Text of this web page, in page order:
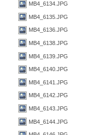
MB4_6134.JPG
MB4_6135.JPG
MB4_6136.JPG
MB4_6138.JPG
MB4_6139.JPG
MB4_6140.JPG
MB4_6141.JPG
MB4_6142.JPG
MB4_6143.JPG
MB4_6144.JPG